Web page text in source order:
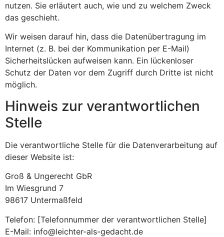
nutzen. Sie erläutert auch, wie und zu welchem Zweck
das geschieht.
Wir weisen darauf hin, dass die Datenübertragung im
Internet (z. B. bei der Kommunikation per E-Mail)
Sicherheitslücken aufweisen kann. Ein lückenloser
Schutz der Daten vor dem Zugriff durch Dritte ist nicht
möglich.
Hinweis zur verantwortlichen
Stelle
Die verantwortliche Stelle für die Datenverarbeitung auf
dieser Website ist:
Groß & Ungerecht GbR
Im Wiesgrund 7
98617 Untermaßfeld
Telefon: [Telefonnummer der verantwortlichen Stelle]
E-Mail: info@leichter-als-gedacht.de